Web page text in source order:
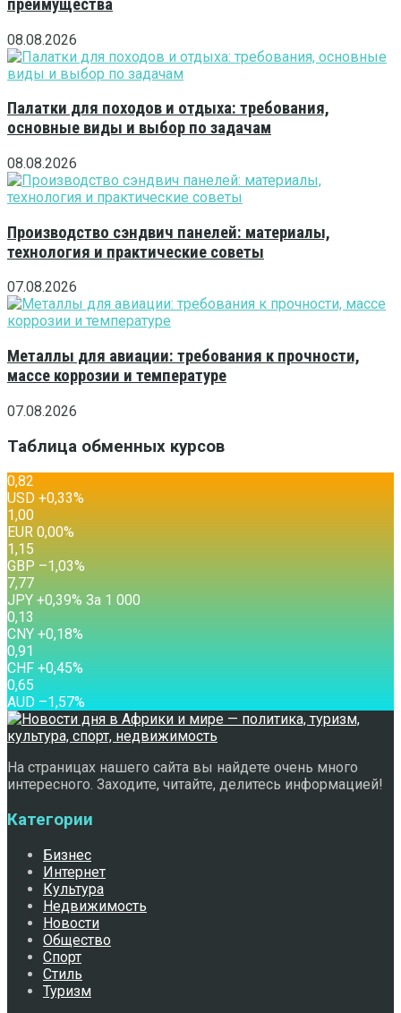
преимущества
08.08.2026
Палатки для походов и отдыха: требования,
основные виды и выбор по задачам
08.08.2026
Производство сэндвич панелей: материалы,
технология и практические советы
07.08.2026
Металлы для авиации: требования к прочности,
массе коррозии и температуре
07.08.2026
Таблица обменных курсов
0,82
USD +0,33%
1,00
EUR 0,00%
1,15
GBP –1,03%
7,77
JPY +0,39% За 1 000
0,13
CNY +0,18%
0,91
CHF +0,45%
0,65
AUD –1,57%
На страницах нашего сайта вы найдете очень много
интересного. Заходите, читайте, делитесь информацией!
Категории
Бизнес
Интернет
Культура
Недвижимость
Новости
Общество
Спорт
Стиль
Туризм